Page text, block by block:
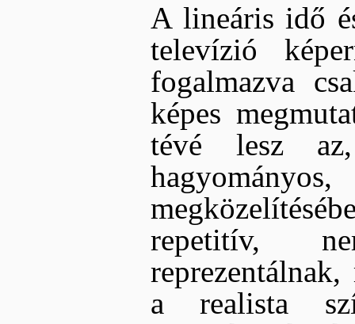
A lineáris idő
televízió
fogalmazva
képes
tévé lesz
repetitív,
a realista